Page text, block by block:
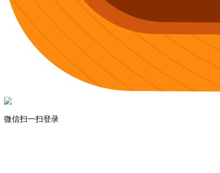
微信扫一扫登录